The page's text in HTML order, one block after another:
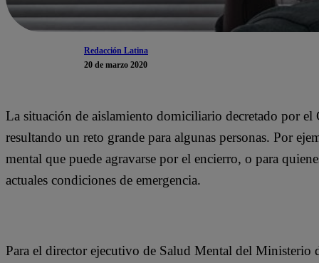
Redacción Latina
20 de marzo 2020
La situación de aislamiento domiciliario decretado por el
resultando un reto grande para algunas personas. Por
mental que puede agravarse por el encierro, o para
actuales condiciones de emergencia.
Para el director ejecutivo de Salud Mental del